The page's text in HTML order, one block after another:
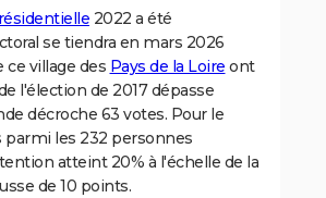
2022 a été
se tiendra en mars 2026
ce village des Pays de la Loire ont
l'élection de 2017 dépasse
décroche 63 votes. Pour le
les 232 personnes
atteint 20% à l'échelle de la
de 10 points.